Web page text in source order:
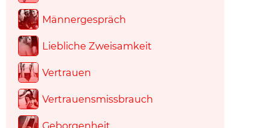
Männergespräch
Liebliche Zweisamkeit
Vertrauen
Vertrauensmissbrauch